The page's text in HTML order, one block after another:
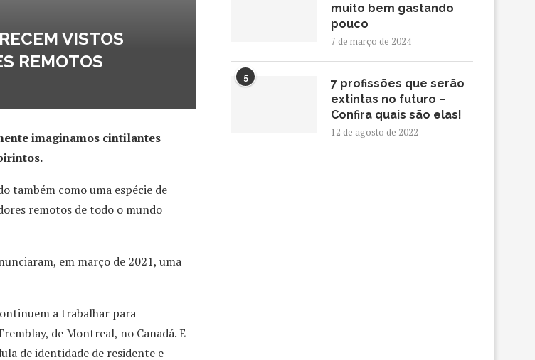
VISTOS
REMOTOS
imaginamos cintilantes
também como uma espécie de
remotos de todo o mundo
em março de 2021, uma
a trabalhar para
de Montreal, no Canadá. E
de identidade de residente e
muito bem gastando
pouco
7 de março de 2024
5
7 profissões que serão
extintas no futuro –
Confira quais são elas!
12 de agosto de 2022